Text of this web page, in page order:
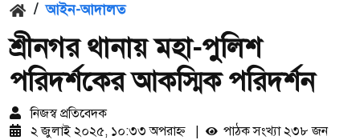
/ আইন-আদালত
শ্রীনগর থানায় মহা-পুলিশ
পরিদর্শকের আকস্মিক পরিদর্শন
নিজস্ব প্রতিবেদক
২ জুলাই ২০২৫, ১০:৩৩ অপরাহ্ন
পাঠক সংখ্যা ২৩৮ জন